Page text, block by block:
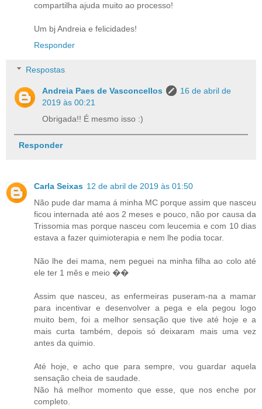
compartilha ajuda muito ao processo!
Um bj Andreia e felicidades!
Responder
Respostas
Andreia Paes de Vasconcellos
16 de abril de
2019 às 00:21
Obrigada!! É mesmo isso :)
Responder
Carla Seixas 12 de abril de 2019 às 01:50
Não pude dar mama á minha MC porque assim que nasceu
ficou internada até aos 2 meses e pouco, não por causa da
Trissomia mas porque nasceu com leucemia e com 10 dias
estava a fazer quimioterapia e nem lhe podia tocar.
Não lhe dei mama, nem peguei na minha filha ao colo até
ele ter 1 mês e meio ��
Assim que nasceu, as enfermeiras puseram-na a mamar
para incentivar e desenvolver a pega e ela pegou logo
muito bem, foi a melhor sensação que tive até hoje e a
mais curta também, depois só deixaram mais uma vez
antes da quimio.
Até hoje, e acho que para sempre, vou guardar aquela
sensação cheia de saudade.
Não há melhor momento que esse, que nos enche por
completo.